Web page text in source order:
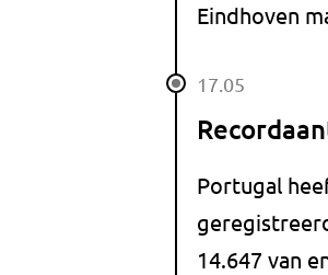
Eindhoven
17.05
Portugal
14.647 van